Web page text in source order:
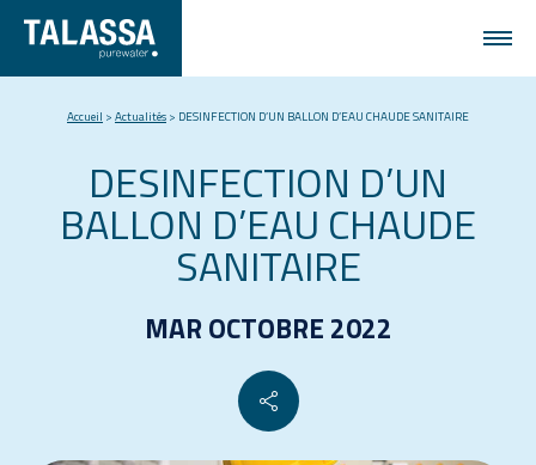
Accueil > Actualités > DESINFECTION D’UN BALLON D’EAU CHAUDE SANITAIRE
DESINFECTION D’UN
BALLON D’EAU CHAUDE
SANITAIRE
MAR OCTOBRE 2022